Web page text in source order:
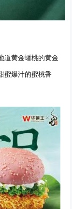
黄金蟠桃的黄金
蜜爆汁的蜜桃香